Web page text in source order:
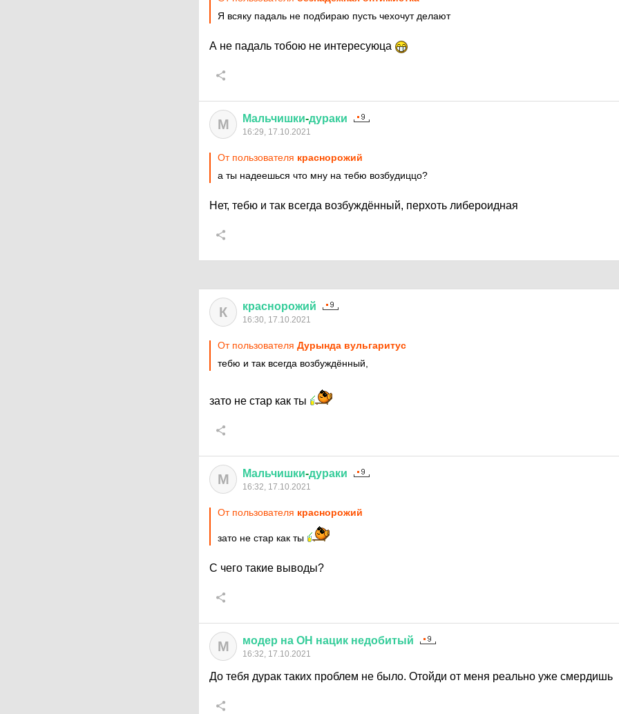
Я всяку падаль не подбираю пусть чехочут делают
А не падаль тобою не интересуюца
М Мальчишки-дураки
16:29, 17.10.2021
От пользователя краснорожий
а ты надеешься что мну на тебю возбудиццо?
Нет, тебю и так всегда возбуждённый, перхоть либероидная
К краснорожий
16:30, 17.10.2021
От пользователя Дурында вульгаритус
тебю и так всегда возбуждённый,
зато не стар как ты
М Мальчишки-дураки
16:32, 17.10.2021
От пользователя краснорожий
зато не стар как ты
С чего такие выводы?
М модер на ОН нацик недобитый
16:32, 17.10.2021
До тебя дурак таких проблем не было. Отойди от меня реально уже смердишь